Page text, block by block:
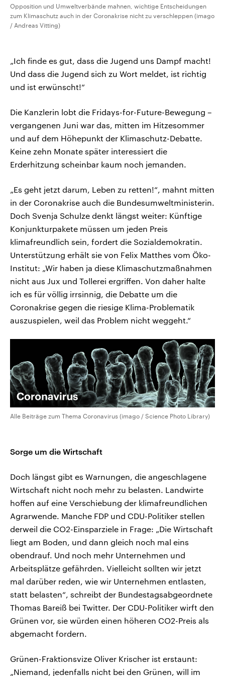
Opposition und Umweltverbände mahnen, wichtige Entscheidungen
zum Klimaschutz auch in der Coronakrise nicht zu verschleppen (imago
/ Andreas Vitting)
„Ich finde es gut, dass die Jugend uns Dampf macht!
Und dass die Jugend sich zu Wort meldet, ist richtig
und ist erwünscht!“
Die Kanzlerin lobt die Fridays-for-Future-Bewegung –
vergangenen Juni war das, mitten im Hitzesommer
und auf dem Höhepunkt der Klimaschutz-Debatte.
Keine zehn Monate später interessiert die
Erderhitzung scheinbar kaum noch jemanden.
„Es geht jetzt darum, Leben zu retten!“, mahnt mitten
in der Coronakrise auch die Bundesumweltministerin.
Doch Svenja Schulze denkt längst weiter: Künftige
Konjunkturpakete müssen um jeden Preis
klimafreundlich sein, fordert die Sozialdemokratin.
Unterstützung erhält sie von Felix Matthes vom Öko-
Institut: „Wir haben ja diese Klimaschutzmaßnahmen
nicht aus Jux und Tollerei ergriffen. Von daher halte
ich es für völlig irrsinnig, die Debatte um die
Coronakrise gegen die riesige Klima-Problematik
auszuspielen, weil das Problem nicht weggeht.“
Alle Beiträge zum Thema Coronavirus (imago / Science Photo Library)
Sorge um die Wirtschaft
Doch längst gibt es Warnungen, die angeschlagene
Wirtschaft nicht noch mehr zu belasten. Landwirte
hoffen auf eine Verschiebung der klimafreundlichen
Agrarwende. Manche FDP und CDU-Politiker stellen
derweil die CO2-Einsparziele in Frage: „Die Wirtschaft
liegt am Boden, und dann gleich noch mal eins
obendrauf. Und noch mehr Unternehmen und
Arbeitsplätze gefährden. Vielleicht sollten wir jetzt
mal darüber reden, wie wir Unternehmen entlasten,
statt belasten“, schreibt der Bundestagsabgeordnete
Thomas Bareiß bei Twitter. Der CDU-Politiker wirft den
Grünen vor, sie würden einen höheren CO2-Preis als
abgemacht fordern.
Grünen-Fraktionsvize Oliver Krischer ist erstaunt:
„Niemand, jedenfalls nicht bei den Grünen, will im